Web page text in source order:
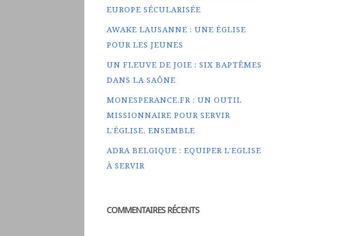
EUROPE SÉCULARISÉE
AWAKE LAUSANNE : UNE ÉGLISE
POUR LES JEUNES
UN FLEUVE DE JOIE : SIX BAPTÊMES
DANS LA SAÔNE
MONESPERANCE.FR : UN OUTIL
MISSIONNAIRE POUR SERVIR
L’ÉGLISE, ENSEMBLE
ADRA BELGIQUE : EQUIPER L’EGLISE
À SERVIR
COMMENTAIRES RÉCENTS